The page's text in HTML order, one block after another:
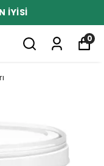
İYİSİ
0